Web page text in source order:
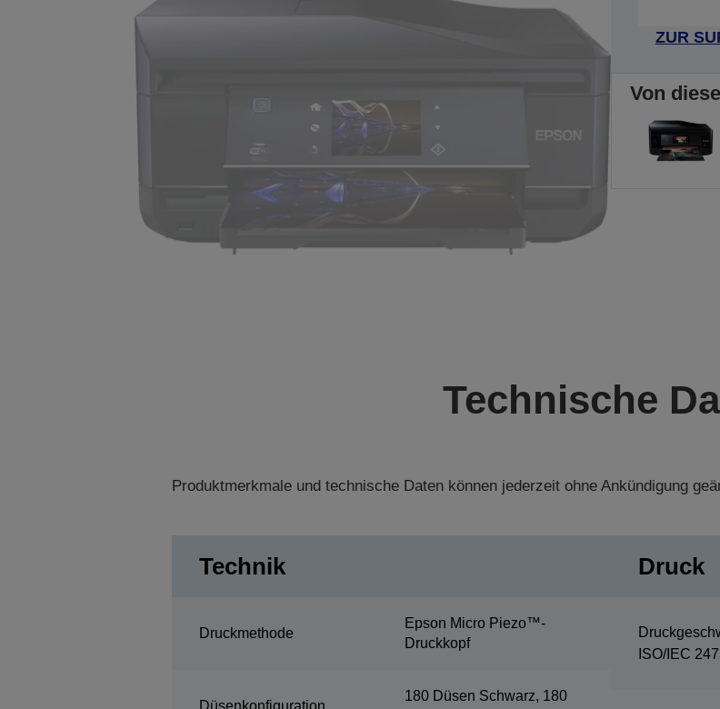
ZUR
Von
Technische
Produktmerkmale und technische Daten können jederzeit ohne Ankündigung
Technik
Druckmethode
Epson Micro Piezo™-
Druckkopf
Düsenkonfiguration
180 Düsen Schwarz, 180
Druck
ISO/IEC